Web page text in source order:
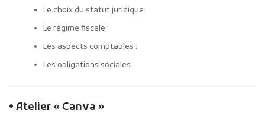
Le choix du statut juridique
Le régime fiscale ;
Les aspects comptables ;
Les obligations sociales.
• Atelier « Canva »